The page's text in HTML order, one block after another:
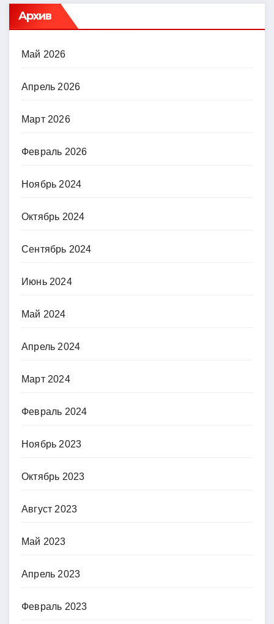
Архив
Май 2026
Апрель 2026
Март 2026
Февраль 2026
Ноябрь 2024
Октябрь 2024
Сентябрь 2024
Июнь 2024
Май 2024
Апрель 2024
Март 2024
Февраль 2024
Ноябрь 2023
Октябрь 2023
Август 2023
Май 2023
Апрель 2023
Февраль 2023